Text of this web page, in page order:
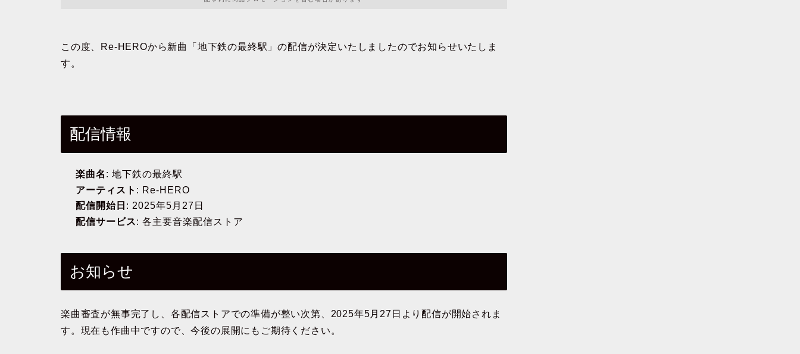
この度、Re-HEROから新曲「地下鉄の最終駅」の配信が決定いたしましたのでお知らせいたしま
す。
配信情報
楽曲名 : 地下鉄の最終駅
アーティスト : Re-HERO
配信開始日 : 2025年5月27日
配信サービス: 各主要音楽配信ストア
お知らせ
楽曲審査が無事完了し、各配信ストアでの準備が整い次第、2025年5月27日より配信が開始されま
す。現在も作曲中ですので、今後の展開にもご期待ください。